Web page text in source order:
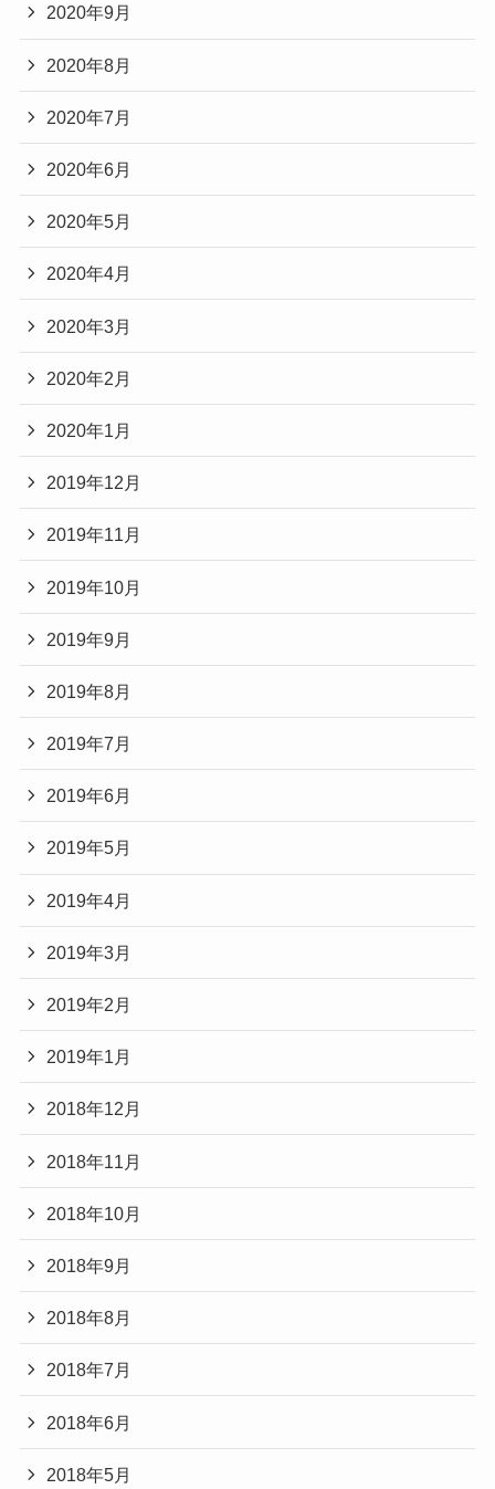
2020年9月
2020年8月
2020年7月
2020年6月
2020年5月
2020年4月
2020年3月
2020年2月
2020年1月
2019年12月
2019年11月
2019年10月
2019年9月
2019年8月
2019年7月
2019年6月
2019年5月
2019年4月
2019年3月
2019年2月
2019年1月
2018年12月
2018年11月
2018年10月
2018年9月
2018年8月
2018年7月
2018年6月
2018年5月